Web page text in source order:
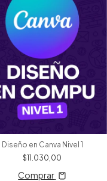
Diseño en Canva Nivel 1
$11.030,00
Comprar